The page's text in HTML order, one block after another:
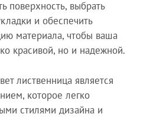
поверхность, выбрать
и обеспечить
материала, чтобы ваша
красивой, но и надежной.
лиственница является
которое легко
стилями дизайна и